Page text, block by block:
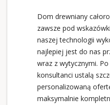
Dom drewniany
zawsze pod
naszej technologii
najlepiej jest do nas
wraz z wytycznymi.
konsultanci ustalą
personalizowaną
maksymalnie